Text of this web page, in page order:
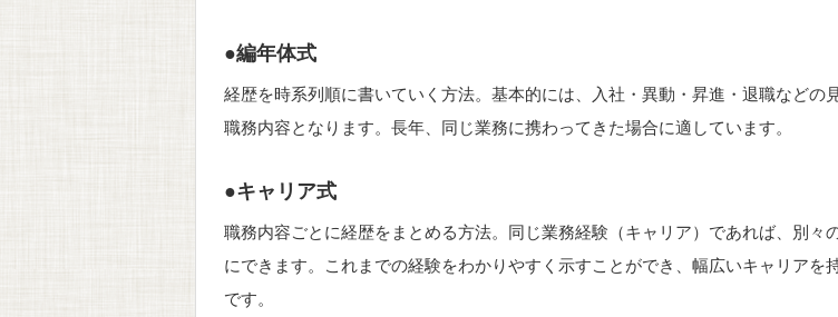
●編年体式
経歴を時系列順に書いていく方法。基本的には、入社・異動・昇進・退職などの
職務内容となります。長年、同じ業務に携わってきた場合に適しています。
●キャリア式
職務内容ごとに経歴をまとめる方法。同じ業務経験（キャリア）であれば、別々
にできます。これまでの経験をわかりやすく示すことができ、幅広いキャリアを
です。